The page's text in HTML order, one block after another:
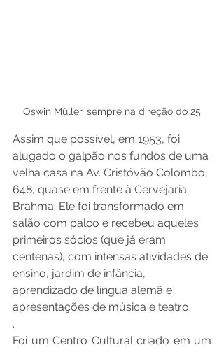
Oswin Müller, sempre na direção do 25
Assim que possível, em 1953, foi
alugado o galpão nos fundos de uma
velha casa na Av. Cristóvão Colombo,
648, quase em frente à Cervejaria
Brahma. Ele foi transformado em
salão com palco e recebeu aqueles
primeiros sócios (que já eram
centenas), com intensas atividades de
ensino, jardim de infância,
aprendizado de língua alemã e
apresentações de música e teatro.
.
Foi um Centro Cultural criado em um